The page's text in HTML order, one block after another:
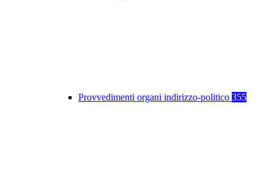
Provvedimenti organi indirizzo-politico 355